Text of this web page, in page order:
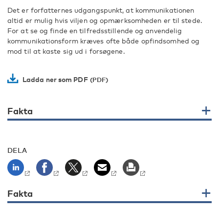
Det er forfatternes udgangspunkt, at kommunikationen
altid er mulig hvis viljen og opmærksomheden er til stede.
For at se og finde en tilfredsstillende og anvendelig
kommunikationsform kræves ofte både opfindsomhed og
mod til at kaste sig ud i forsøgene.
Ladda ner som PDF
Fakta
DELA
Fakta